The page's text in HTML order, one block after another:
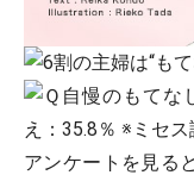
アンケートを見る